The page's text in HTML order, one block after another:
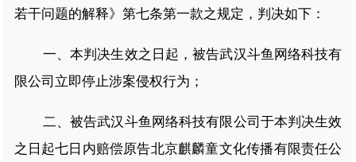
若干问题的解释》第七条第一款之规定，判决如下：
一、本判决生效之日起，被告武汉斗鱼网络科技有
限公司立即停止涉案侵权行为；
二、被告武汉斗鱼网络科技有限公司于本判决生效
之日起七日内赔偿原告北京麒麟童文化传播有限责任公